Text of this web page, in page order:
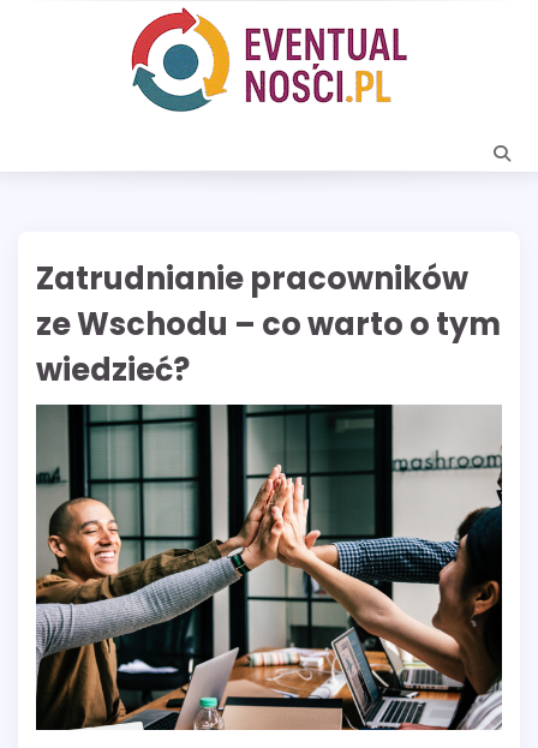
Zatrudnianie pracowników
ze Wschodu – co warto o tym
wiedzieć?